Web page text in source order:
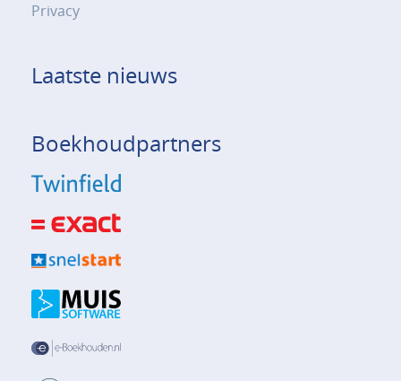
Privacy
Laatste nieuws
Boekhoudpartners